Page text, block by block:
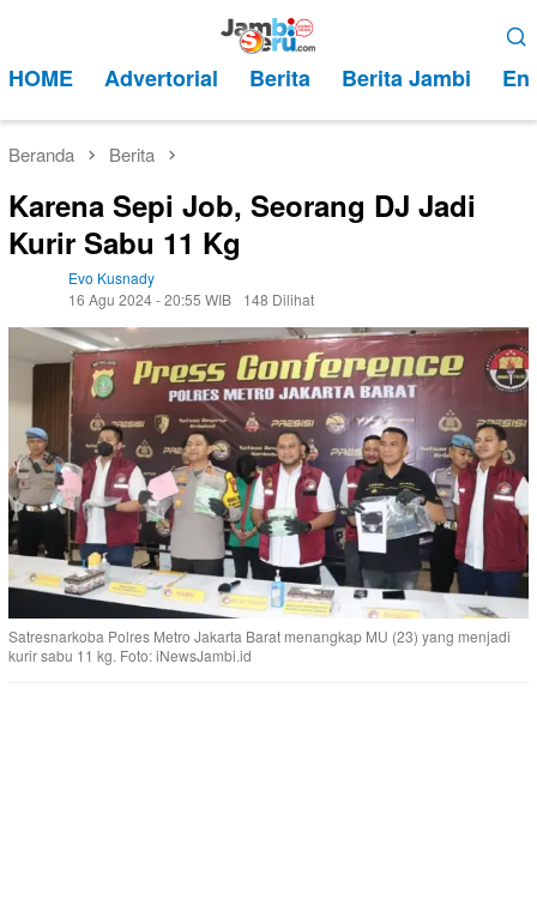
kontenMobile
HOME Advertorial Berita Berita Jambi
Beranda Berita
Karena Sepi Job, Seorang DJ Jadi
Kurir Sabu 11 Kg
Evo Kusnady
16 Agu 2024 - 20:55 WIB
148 Dilihat
Satresnarkoba Polres Metro Jakarta Barat menangkap MU (23) yang menjadi
kurir sabu 11 kg. Foto: iNewsJambi.id